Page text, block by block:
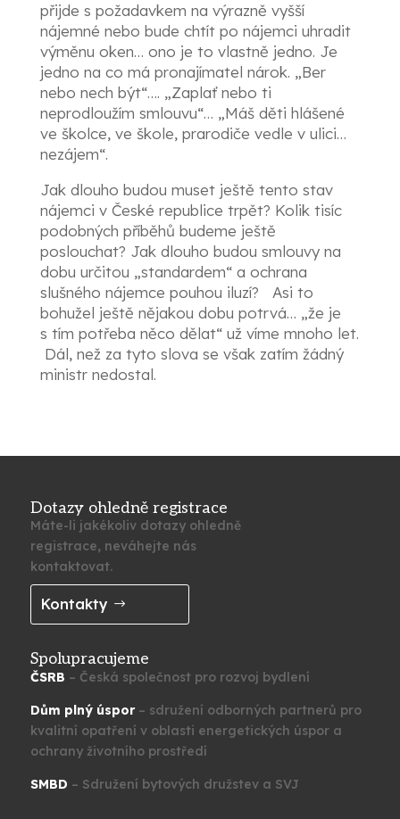
přijde s požadavkem na výrazně vyšší
nájemné nebo bude chtít po nájemci uhradit
výměnu oken… ono je to vlastně jedno. Je
jedno na co má pronajímatel nárok. „Ber
nebo nech být“…. „Zaplať nebo ti
neprodloužím smlouvu“… „Máš děti hlášené
ve školce, ve škole, prarodiče vedle v ulici…
nezájem“.
Jak dlouho budou muset ještě tento stav
nájemci v České republice trpět? Kolik tisíc
podobných příběhů budeme ještě
poslouchat? Jak dlouho budou smlouvy na
dobu určitou „standardem“ a ochrana
slušného nájemce pouhou iluzí? Asi to
bohužel ještě nějakou dobu potrvá… „že je
s tím potřeba něco dělat“ už víme mnoho let.
Dál, než za tyto slova se však zatím žádný
ministr nedostal.
Dotazy ohledně registrace
Máte-li jakékoliv dotazy ohledně
registrace, neváhejte nás
kontaktovat.
Kontakty
Spolupracujeme
ČSRB – Česká společnost pro rozvoj bydlení
Dům plný úspor– sdružení odborných partnerů pro
kvalitní opatření v oblasti energetických úspor a
ochrany životního prostředí
SMBD – Sdružení bytových družstev a SVJ